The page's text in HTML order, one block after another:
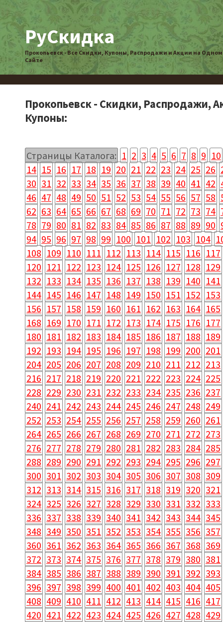
РуСкидка
Прокопьевск - Все Скидки, Купоны, Распродажи и Акции на Одном
Сайте
Прокопьевск - Скидки, Распродажи,
Купоны:
Страницы Каталога: 1 2 3 4 5 6 7 8 9 10
14 15 16 17 18 19 20 21 22 23 24 25 26
30 31 32 33 34 35 36 37 38 39 40 41 42
46 47 48 49 50 51 52 53 54 55 56 57 58
62 63 64 65 66 67 68 69 70 71 72 73 74
78 79 80 81 82 83 84 85 86 87 88 89 90
94 95 96 97 98 99 100 101 102 103 104
108 109 110 111 112 113 114 115 116 117
120 121 122 123 124 125 126 127 128 129
132 133 134 135 136 137 138 139 140 141
144 145 146 147 148 149 150 151 152 153
156 157 158 159 160 161 162 163 164 165
168 169 170 171 172 173 174 175 176 177
180 181 182 183 184 185 186 187 188 189
192 193 194 195 196 197 198 199 200 201
204 205 206 207 208 209 210 211 212 213
216 217 218 219 220 221 222 223 224 225
228 229 230 231 232 233 234 235 236 237
240 241 242 243 244 245 246 247 248 249
252 253 254 255 256 257 258 259 260 261
264 265 266 267 268 269 270 271 272 273
276 277 278 279 280 281 282 283 284 285
288 289 290 291 292 293 294 295 296 297
300 301 302 303 304 305 306 307 308 309
312 313 314 315 316 317 318 319 320 321
324 325 326 327 328 329 330 331 332 333
336 337 338 339 340 341 342 343 344 345
348 349 350 351 352 353 354 355 356 357
360 361 362 363 364 365 366 367 368 369
372 373 374 375 376 377 378 379 380 381
384 385 386 387 388 389 390 391 392 393
396 397 398 399 400 401 402 403 404 405
408 409 410 411 412 413 414 415 416 417
420 421 422 423 424 425 426 427 428 429